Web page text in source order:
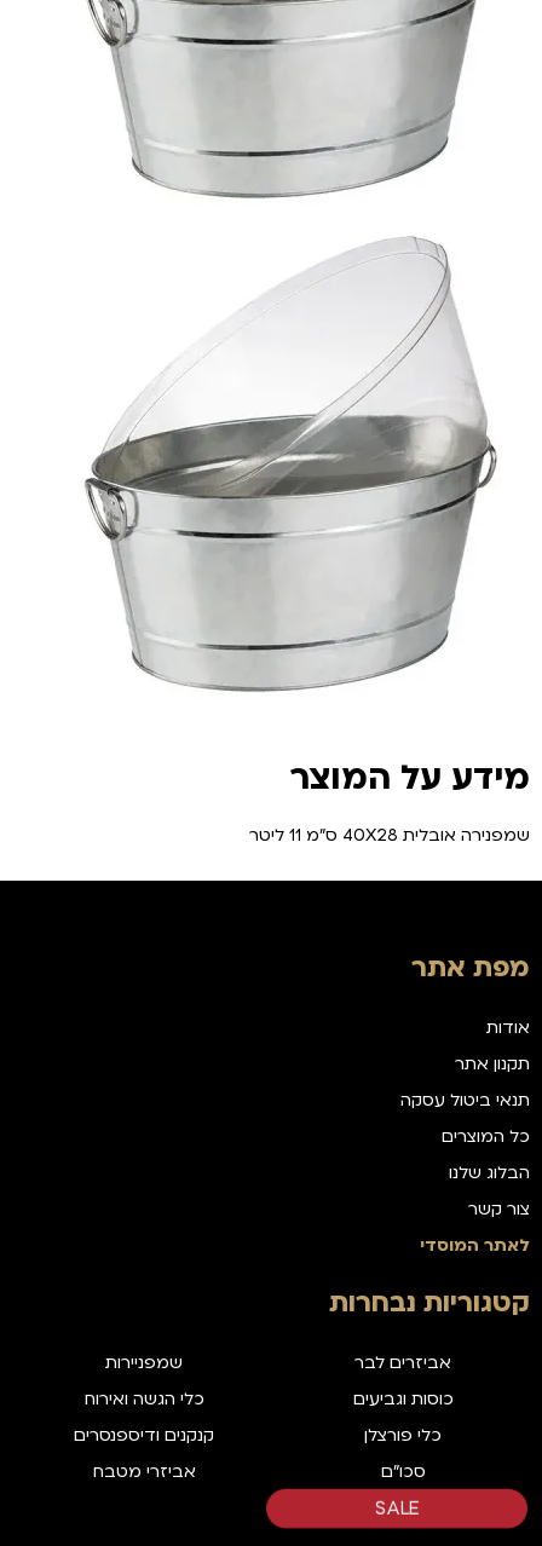
מידע על המוצר
שמפנירה אובלית 40X28 ס"מ 11 ליטר
מפת אתר
אודות
תקנון אתר
תנאי ביטול עסקה
כל המוצרים
הבלוג שלנו
צור קשר
לאתר המוסדי
קטגוריות נבחרות
אביזרים לבר
שמפניירות
כוסות וגביעים
כלי הגשה ואירוח
כלי פורצלן
קנקנים ודיספנסרים
סכו"ם
אביזרי מטבח
SALE